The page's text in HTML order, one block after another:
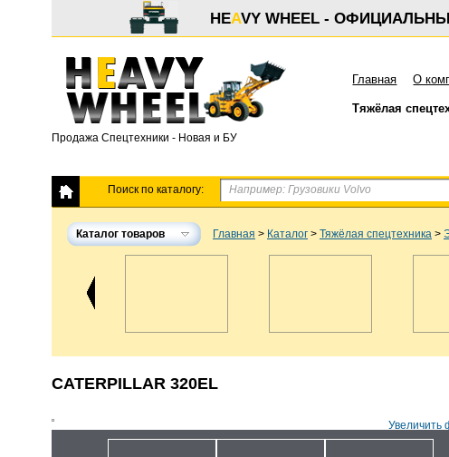
HEAVY WHEEL -
Продажа Спецтехники - Новая и БУ
Главная О
Тяжёлая
Поиск по каталогу:
Каталог товаров Главная > Каталог > Тяжёлая спецтехника >
CATERPILLAR 320EL
Увеличить